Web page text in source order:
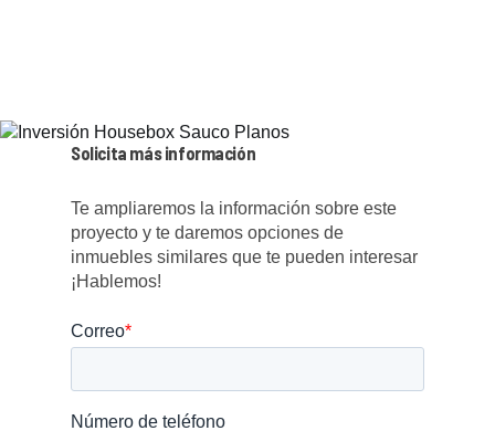
Solicita más información
Te ampliaremos la información sobre este
proyecto y te daremos opciones de
inmuebles similares que te pueden interesar
¡Hablemos!